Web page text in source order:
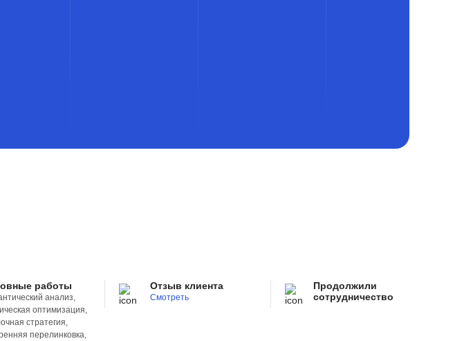
работы
анализ,
оптимизация,
стратегия,
перелинковка,
Отзыв клиента
Смотреть
Продолжили
сотрудничество